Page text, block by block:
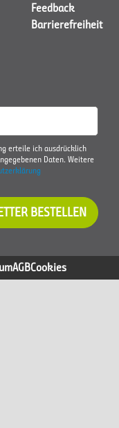
Feedback
Barrierefreiheit
erteile ich ausdrücklich
Daten. Weitere
BESTELLEN
AGBCookies